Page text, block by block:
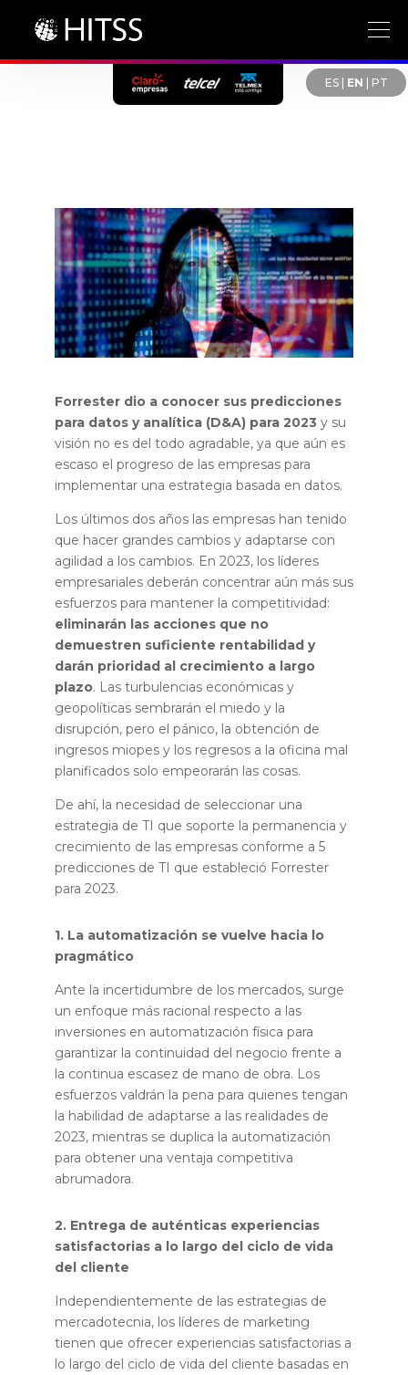
ES| EN PT
Forrester dio a conocer sus predicciones
para datos y analítica (D&A) para 2023 y su
visión no es del todo agradable, ya que aún es
escaso el progreso de las empresas para
implementar una estrategia basada en datos.
Los últimos dos años las empresas han tenido
que hacer grandes cambios y adaptarse con
agilidad a los cambios. En 2023, los líderes
empresariales deberán concentrar aún más sus
esfuerzos para mantener la competitividad:
eliminarán las acciones que no
demuestren suficiente rentabilidad y
darán prioridad al crecimiento a largo
plazo. Las turbulencias económicas y
geopolíticas sembrarán el miedo y la
disrupción, pero el pánico, la obtención de
ingresos miopes y los regresos a la oficina mal
planificados solo empeorarán las cosas.
De ahí, la necesidad de seleccionar una
estrategia de TI que soporte la permanencia y
crecimiento de las empresas conforme a 5
predicciones de TI que estableció Forrester
para 2023.
1. La automatización se vuelve hacia lo
pragmático
Ante la incertidumbre de los mercados, surge
un enfoque más racional respecto a las
inversiones en automatización física para
garantizar la continuidad del negocio frente a
la continua escasez de mano de obra. Los
esfuerzos valdrán la pena para quienes tengan
la habilidad de adaptarse a las realidades de
2023, mientras se duplica la automatización
para obtener una ventaja competitiva
abrumadora.
2. Entrega de auténticas experiencias
satisfactorias a lo largo del ciclo de vida
del cliente
Independientemente de las estrategias de
mercadotecnia, los líderes de marketing
tienen que ofrecer experiencias satisfactorias a
lo largo del ciclo de vida del cliente basadas en